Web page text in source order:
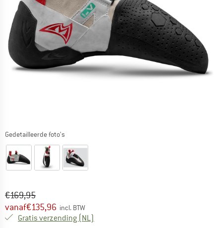
Gedetailleerde foto's
Oorspronkelijke prijs :
€169,95
Prijs:
vanaf€135,96 incl. BTW
Gratis verzending (NL)